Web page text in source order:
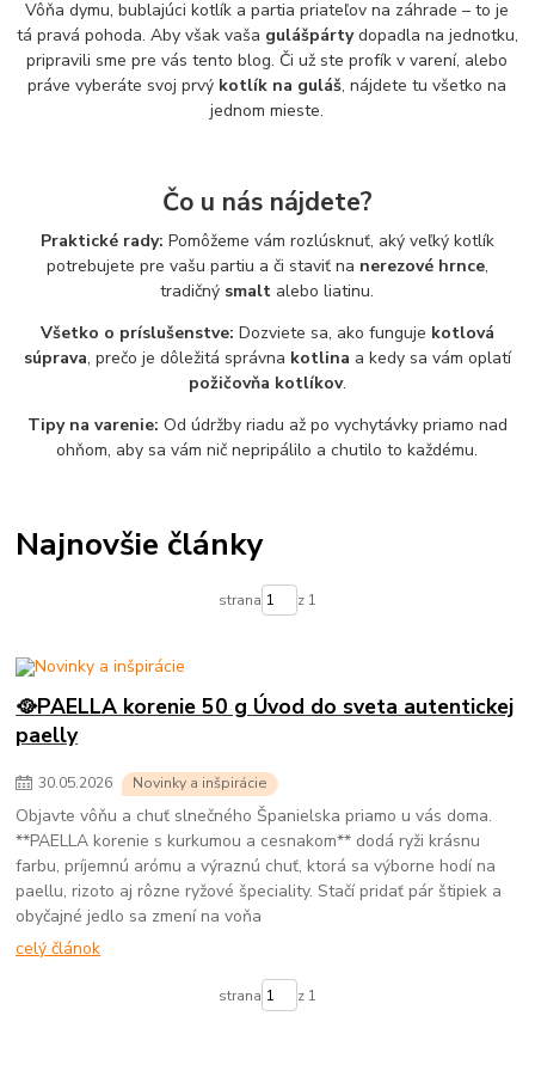
Vôňa dymu, bublajúci kotlík a partia priateľov na záhrade – to je
tá pravá pohoda. Aby však vaša gulášpártydopadla na jednotku,
pripravili sme pre vás tento blog. Či už ste profík v varení, alebo
práve vyberáte svoj prvý kotlík na guláš, nájdete tu všetko na
jednom mieste.
Čo u nás nájdete?
Praktické rady: Pomôžeme vám rozlúsknuť, aký veľký kotlík
potrebujete pre vašu partiu a či staviť na nerezové hrnce,
tradičný smalt alebo liatinu.
Všetko o príslušenstve: Dozviete sa, ako funguje kotlová
súprava, prečo je dôležitá správna kotlina a kedy sa vám oplatí
požičovňa kotlíkov.
Tipy na varenie: Od údržby riadu až po vychytávky priamo nad
ohňom, aby sa vám nič nepripálilo a chutilo to každému.
Najnovšie články
strana z 1
🥘PAELLA korenie 50 g Úvod do sveta autentickej
paelly
30.05.2026 Novinky a inšpirácie
Objavte vôňu a chuť slnečného Španielska priamo u vás doma.
**PAELLA korenie s kurkumou a cesnakom** dodá ryži krásnu
farbu, príjemnú arómu a výraznú chuť, ktorá sa výborne hodí na
paellu, rizoto aj rôzne ryžové špeciality. Stačí pridať pár štipiek a
obyčajné jedlo sa zmení na voňa
celý článok
strana z 1